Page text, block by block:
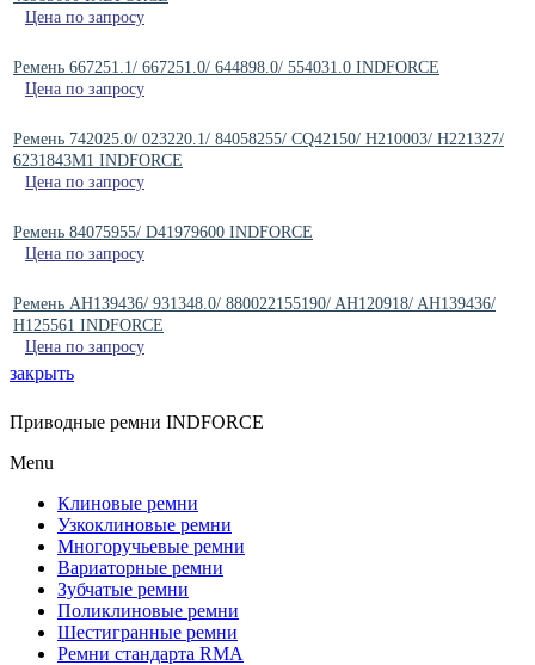
Цена по запросу
Ремень 667251.1/ 667251.0/ 644898.0/ 554031.0 INDFORCE
Цена по запросу
Ремень 742025.0/ 023220.1/ 84058255/ CQ42150/ H210003/ H221327/
6231843M1 INDFORCE
Цена по запросу
Ремень 84075955/ D41979600 INDFORCE
Цена по запросу
Ремень AH139436/ 931348.0/ 880022155190/ AH120918/ AH139436/
H125561 INDFORCE
Цена по запросу
закрыть
Приводные ремни INDFORCE
Menu
Клиновые ремни
Узкоклиновые ремни
Многоручьевые ремни
Вариаторные ремни
Зубчатые ремни
Поликлиновые ремни
Шестигранные ремни
Ремни стандарта RMA